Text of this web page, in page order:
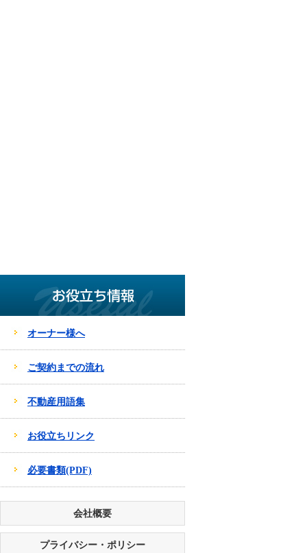
オーナー様へ
ご契約までの流れ
不動産用語集
お役立ちリンク
必要書類(PDF)
会社概要
プライバシー・ポリシー